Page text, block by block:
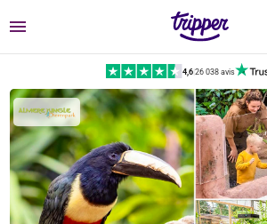
Menu
4,6|26 038 avis